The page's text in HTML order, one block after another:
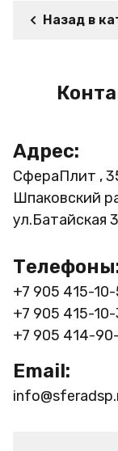
Назад в
Адрес:
СфераПлит ,
Шпаковский
ул.Батайская 3
+7 905 415-
+7 905 415-
+7 905 414-
Email: